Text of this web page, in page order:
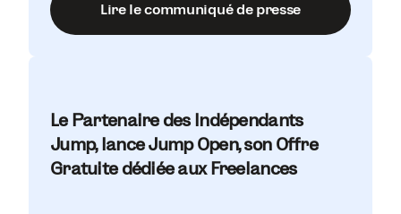
Lire le communiqué de presse
Le Partenaire des Indépendants
Jump, lance Jump Open, son Offre
Gratuite dédiée aux Freelances